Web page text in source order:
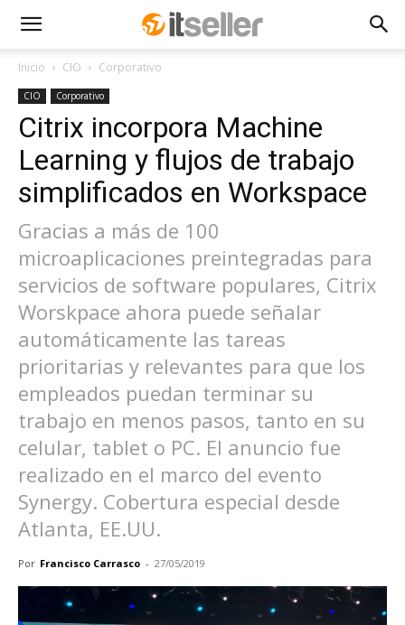
Inicio CIO Corporativo
CIO Corporativo
Citrix incorpora Machine
Learning y flujos de trabajo
simplificados en Workspace
Gracias a más de 100
microaplicaciones preintegradas para
servicios de software populares, Citrix
Worskpace ahora puede señalar
automáticamente las tareas
prioritarias y relevantes para que los
empleados puedan terminar su
trabajo en menos pasos, tanto en su
celular, tablet o PC. El anuncio fue
realizado en el marco del evento
Synergy. Cobertura especial desde
Atlanta, EE.UU.
Por Francisco Carrasco - 27/05/2019